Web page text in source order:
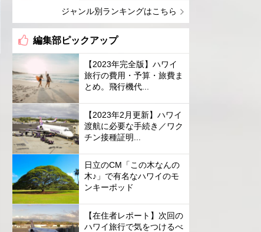
ジャンル別ランキングはこちら
編集部ピックアップ
【2023年完全版】ハワイ
旅行の費用・予算・旅費ま
とめ。飛行機代...
【2023年2月更新】ハワイ
渡航に必要な手続き／ワク
チン接種証明...
日立のCM「この木なんの
木♪」で有名なハワイのモ
ンキーポッド
【在住者レポート】次回の
ハワイ旅行で気をつけるべ